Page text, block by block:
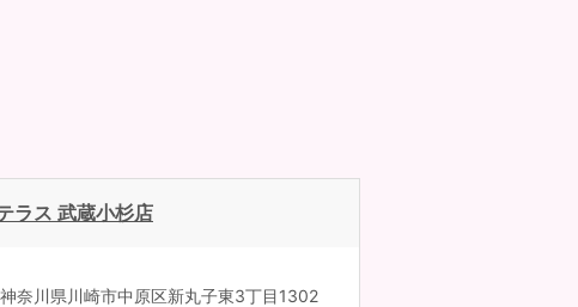
ラス 武蔵小杉店
奈川県川崎市中原区新丸子東3丁目1302